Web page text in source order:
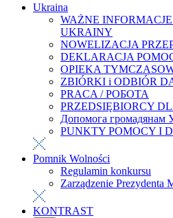
Ukraina
WAŻNE
UKRAINY
NOWELIZACJA
DEKLARACJA
OPIEKA
ZBIÓRKI i ODBIÓR
PRACA / РОБОТА
PRZEDSIĘBIORCY
Допомога громадянам
PUNKTY POMOCY I
Pomnik Wolności
Regulamin konkursu
Zarządzenie Prezydenta
KONTRAST